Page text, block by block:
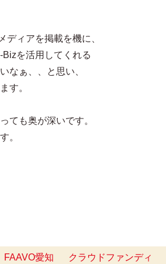
ディアを掲載を機に、
を活用してくれる
なぁ、、と思い、
す。
ても奥が深いです。
。
FAAVO愛知
クラウドファンディ